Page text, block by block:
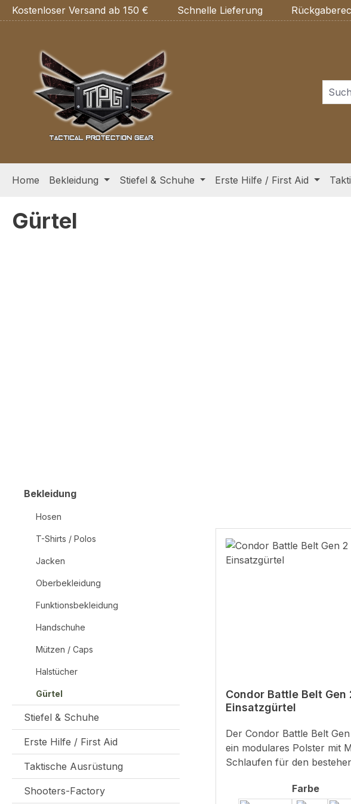
Hauptinhalt springen
Zur Suche springen
Zur Hauptnavigation springen
Kostenloser Versand ab 150 € Schnelle Lieferung
Home Bekleidung Stiefel & Schuhe Erste Hilfe / First Aid
Gürtel
Bekleidung
Hosen
T-Shirts / Polos
Jacken
Oberbekleidung
Funktionsbekleidung
Handschuhe
Mützen / Caps
Halstücher
Gürtel
Stiefel & Schuhe
Erste Hilfe / First Aid
Taktische Ausrüstung
Shooters-Factory
Condor Battle Belt Gen
Einsatzgürtel
Der Condor Battle Belt
ein modulares Polster mit
Schlaufen für den
wurde das Gewicht deutlich
Farbe